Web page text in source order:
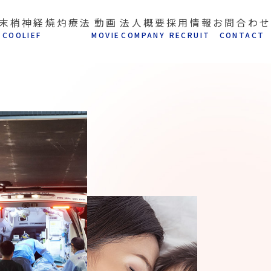
梢神経焼灼療法
COOLIEF
動画
MOVIE
法人概要
COMPANY
採用情報
RECRUIT
お問合わせ
CONTACT